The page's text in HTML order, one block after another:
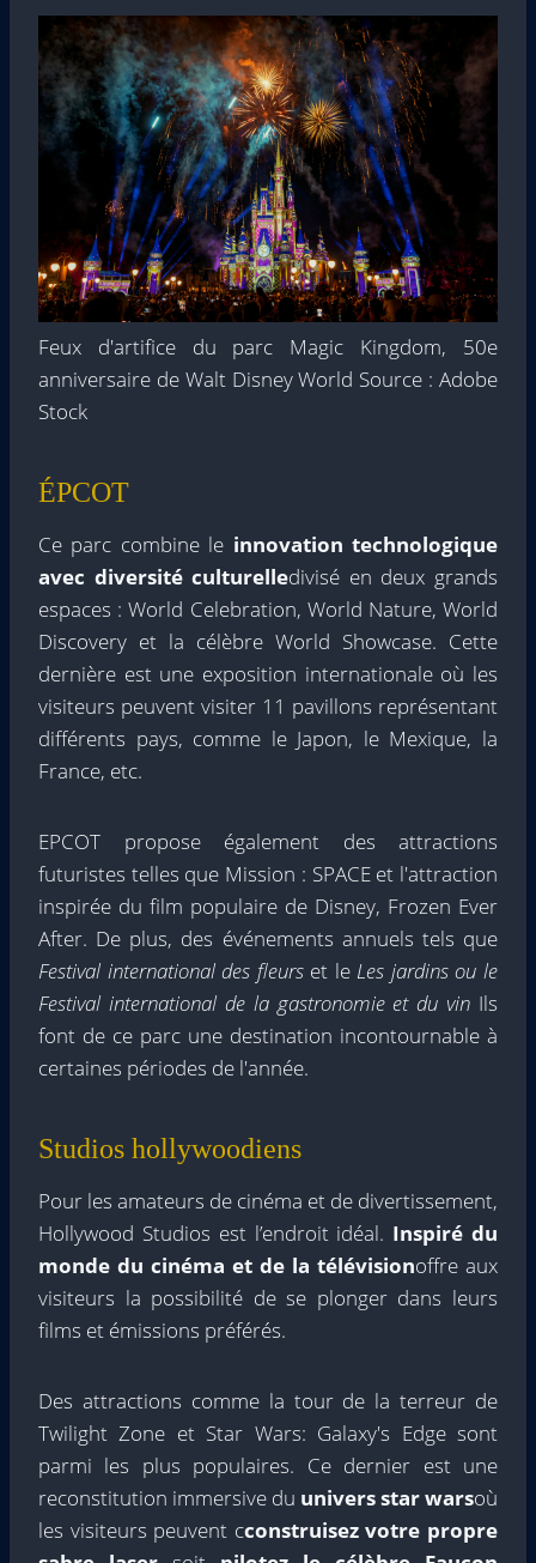
Feux d'artifice du parc Magic Kingdom, 50e
anniversaire de Walt Disney World Source : Adobe
Stock
ÉPCOT
Ce parc combine le innovation technologique
avec diversité culturelledivisé en deux grands
espaces : World Celebration, World Nature, World
Discovery et la célèbre World Showcase. Cette
dernière est une exposition internationale où les
visiteurs peuvent visiter 11 pavillons représentant
différents pays, comme le Japon, le Mexique, la
France, etc.
EPCOT propose également des attractions
futuristes telles que Mission : SPACE et l'attraction
inspirée du film populaire de Disney, Frozen Ever
After. De plus, des événements annuels tels que
Festival international des fleurset le Les jardins ou le
Festival international de la gastronomie et du vin Ils
font de ce parc une destination incontournable à
certaines périodes de l'année.
Studios hollywoodiens
Pour les amateurs de cinéma et de divertissement,
Hollywood Studios est l’endroit idéal. Inspiré du
monde du cinéma et de la télévisionoffre aux
visiteurs la possibilité de se plonger dans leurs
films et émissions préférés.
Des attractions comme la tour de la terreur de
Twilight Zone et Star Wars: Galaxy's Edge sont
parmi les plus populaires. Ce dernier est une
reconstitution immersive du univers star warsoù
les visiteurs peuvent cconstruisez votre propre